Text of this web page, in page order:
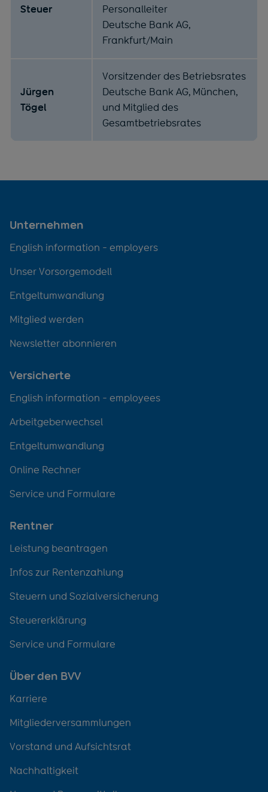
Steuer
Personalleiter
Deutsche Bank AG,
Frankfurt/Main
Jürgen
Tögel
Vorsitzender des Betriebsrates
Deutsche Bank AG, München,
und Mitglied des
Gesamtbetriebsrates
Unternehmen
English information - employers
Unser Vorsorgemodell
Entgeltumwandlung
Mitglied werden
Newsletter abonnieren
Versicherte
English information - employees
Arbeitgeberwechsel
Entgeltumwandlung
Online Rechner
Service und Formulare
Rentner
Leistung beantragen
Infos zur Rentenzahlung
Steuern und Sozialversicherung
Steuererklärung
Service und Formulare
Über den BVV
Karriere
Mitgliederversammlungen
Vorstand und Aufsichtsrat
Nachhaltigkeit